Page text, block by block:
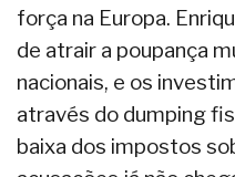
força na Europa.
de atrair a poupança
nacionais, e os
através do dumping
baixa dos impostos